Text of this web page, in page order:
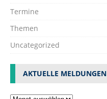
Termine
Themen
Uncategorized
AKTUELLE MELDUNGEN